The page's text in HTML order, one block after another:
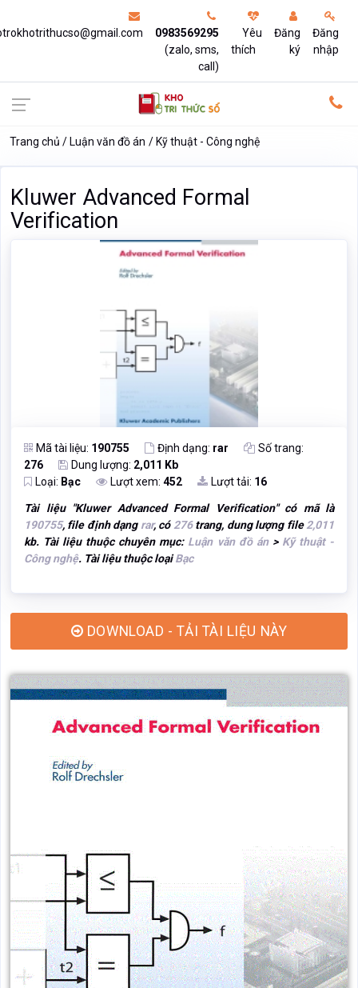
0983569295
(zalo, sms,
call)
Yêu
thích
Đăng
ký
Đăng
nhập
Trang chủ Luận văn đồ án Kỹ thuật - Công nghệ
Kluwer Advanced Formal
Verification
Mã tài liệu: 190755 Định dạng: rar
Số trang:
276
Dung lượng: 2,011 Kb
Loại: Bạc Lượt xem: 452 Lượt tải: 16
Tài liệu "Kluwer Advanced Formal Verification" có mã là
190755, file định dạng rar, có 276trang, dung lượng file2,011
kb. Tài liệu thuộc chuyên mục: Luận văn đồ án> Kỹ thuật -
Công nghệ. Tài liệu thuộc loạiBạc
DOWNLOAD - TẢI TÀI LIỆU NÀY